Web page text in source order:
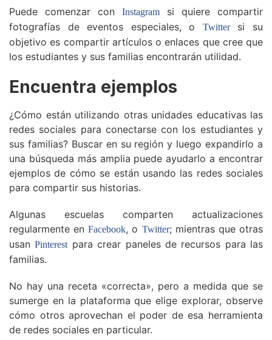
Puede comenzar con Instagram si quiere compartir
fotografías de eventos especiales, o Twittersi su
objetivo es compartir artículos o enlaces que cree que
los estudiantes y sus familias encontrarán utilidad.
Encuentra ejemplos
¿Cómo están utilizando otras unidades educativas las
redes sociales para conectarse con los estudiantes y
sus familias? Buscar en su región y luego expandirlo a
una búsqueda más amplia puede ayudarlo a encontrar
ejemplos de cómo se están usando las redes sociales
para compartir sus historias.
Algunas escuelas comparten actualizaciones
regularmente enFacebook, o Twitter; mientras que otras
usanPinterestpara crear paneles de recursos para las
familias.
No hay una receta «correcta», pero a medida que se
sumerge en la plataforma que elige explorar, observe
cómo otros aprovechan el poder de esa herramienta
de redes sociales en particular.